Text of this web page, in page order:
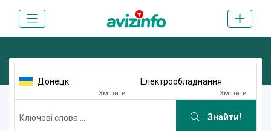
Донецк
Змінити
Електрообладнання
Змінити
Знайти!